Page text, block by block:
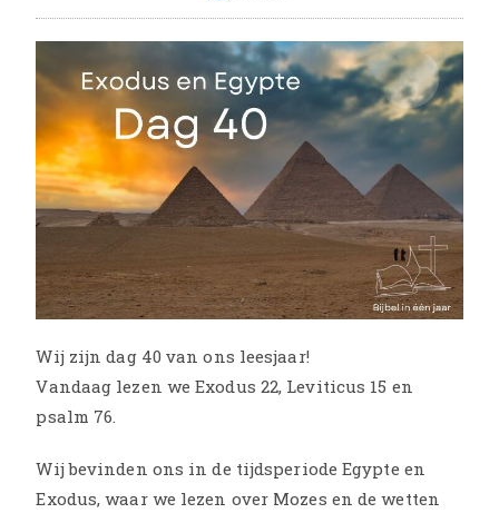
Wij zijn dag 40 van ons leesjaar!
Vandaag lezen we Exodus 22, Leviticus 15 en
psalm 76.
Wij bevinden ons in de tijdsperiode Egypte en
Exodus, waar we lezen over Mozes en de wetten